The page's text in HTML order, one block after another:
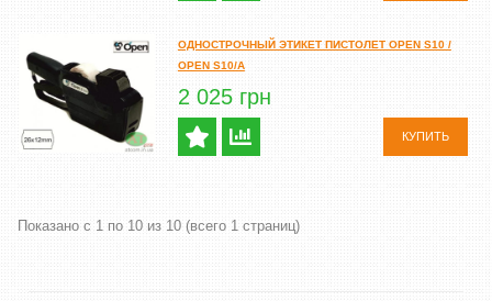
ОДНОСТРОЧНЫЙ ЭТИКЕТ ПИСТОЛЕТ OPEN S10 /
OPEN S10/A
2 025 грн
КУПИТЬ
Показано с 1 по 10 из 10 (всего 1 страниц)